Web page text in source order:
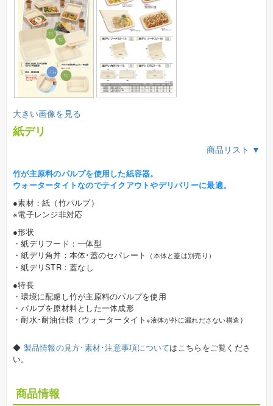
大きい画像を見る
紙デリ
商品リスト ▼
竹が主原料のパルプを使用した紙容器。
ウォータータイトなのでテイクアウトやデリバリーに最適。
●素材：紙（竹パルプ）
※電子レンジ非対応
●形状
・紙デリフード：一体型
・紙デリ角丼：本体･蓋のセパレート
（本体と蓋は別売り）
・紙デリSTR：蓋なし
●特長
・環境に配慮し竹が主原料のパルプを使用
・パルプを原材料とした一体成形
・耐水･耐油仕様（ウォータータイト※液体が外に漏れださない構造）
◆ 製品情報の見方･素材･注意事項についてはこちらをご覧くださ
い。
商品情報